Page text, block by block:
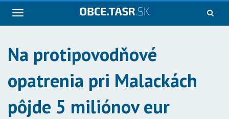
Navigácia
Na protipovodňové
opatrenia pri Malackách
pôjde 5 miliónov eur